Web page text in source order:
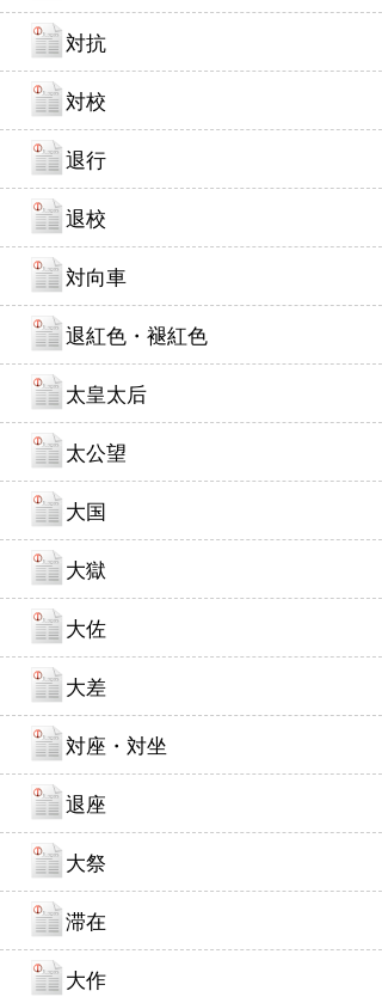
対抗
対校
退行
退校
対向車
退紅色・褪紅色
太皇太后
太公望
大国
大獄
大佐
大差
対座・対坐
退座
大祭
滞在
大作